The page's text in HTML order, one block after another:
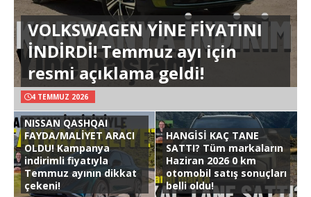
VOLKSWAGEN YİNE FİYATINI
İNDİRDİ! Temmuz ayı için
resmi açıklama geldi!
4 TEMMUZ 2026
NISSAN QASHQAI
FAYDA/MALİYET ARACI
OLDU! Kampanya
indirimli fiyatıyla
Temmuz ayının dikkat
çekeni!
HANGİSİ KAÇ TANE
SATTI? Tüm markaların
Haziran 2026 0 km
otomobil satış sonuçları
belli oldu!